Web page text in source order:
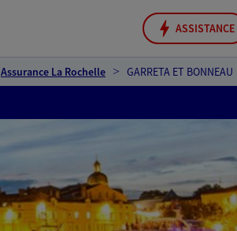
ASSISTANCE
Assurance La Rochelle GARRETA ET BONNEAU